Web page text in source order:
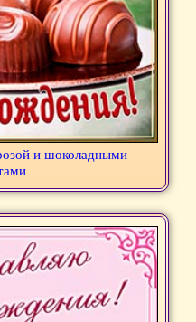
и шоколадными